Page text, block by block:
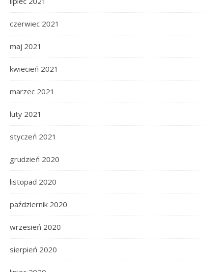
czerwiec 2021
maj 2021
kwiecień 2021
marzec 2021
luty 2021
styczeń 2021
grudzień 2020
listopad 2020
październik 2020
wrzesień 2020
sierpień 2020